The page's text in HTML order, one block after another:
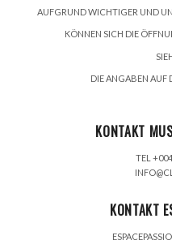
AUFGRUND WICHTIGER UND
KÖNNEN SICH DIE
DIE ANGABEN AUF
KONTAKT
TEL
KONTAKT